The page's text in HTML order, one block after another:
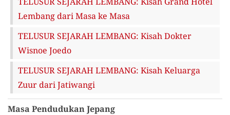
Lembang dari Masa ke Masa
TELUSUR SEJARAH LEMBANG: Kisah Dokter
Wisnoe Joedo
TELUSUR SEJARAH LEMBANG: Kisah Keluarga
Zuur dari Jatiwangi
Masa Pendudukan Jepang